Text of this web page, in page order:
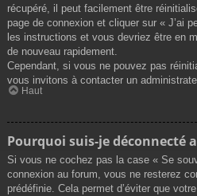
récupéré, il peut facilement être
page de connexion et cliquer sur « J’ai
les instructions et vous devriez être en
de nouveau rapidement.
Cependant, si vous ne pouvez pas
vous invitons à contacter un
Haut
Pourquoi suis-je déconnecté
Si vous ne cochez pas la case « Se
connexion au forum, vous ne resterez
prédéfinie. Cela permet d’éviter que